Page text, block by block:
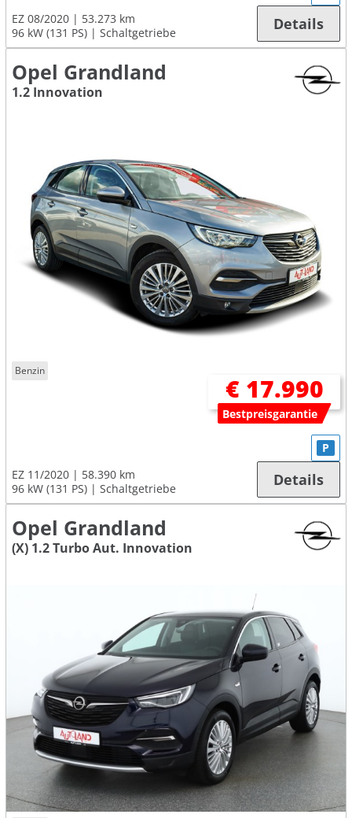
EZ 08/2020
53.273 km
96 kW (131 PS)
Schaltgetriebe Details
Opel Grandland
1.2 Innovation
Benzin
€ 17.990
Bestpreisgarantie
EZ 11/2020
58.390 km
96 kW (131 PS)
Schaltgetriebe
P
Details
Opel Grandland
(X) 1.2 Turbo Aut. Innovation